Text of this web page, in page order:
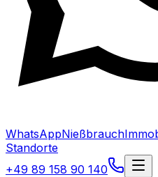
WhatsAppNießbrauch
Standorte
+49 89 158 90 140